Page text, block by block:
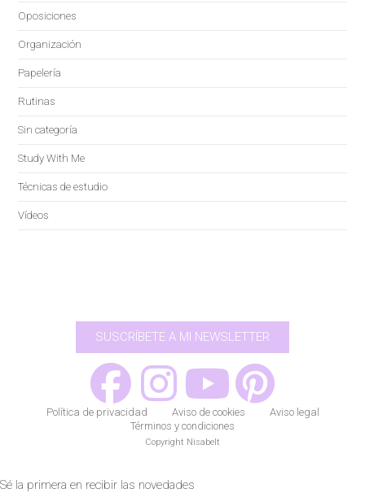
Oposiciones
Organización
Papelería
Rutinas
Sin categoría
Study With Me
Técnicas de estudio
Vídeos
SUSCRÍBETE A MI NEWSLETTER
Política de privacidad Aviso de cookies
Aviso legal
Términos y condiciones
Copyright Nisabelt
Sé la primera en recibir las novedades